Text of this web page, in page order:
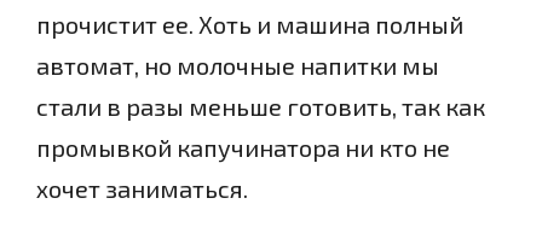
прочистит ее. Хоть и машина полный
автомат, но молочные напитки мы
стали в разы меньше готовить, так как
промывкой капучинатора ни кто не
хочет заниматься.